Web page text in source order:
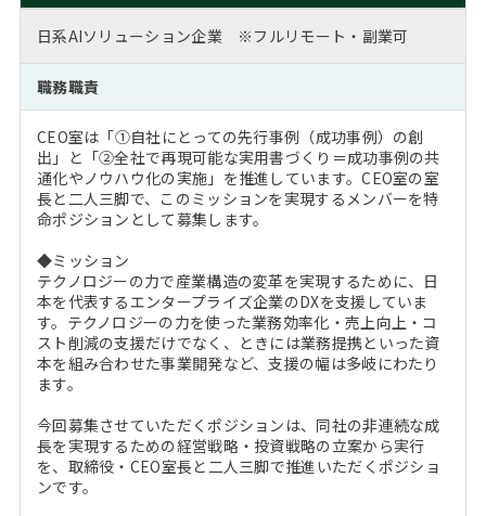
MBA留学生数の推移
インターン受入企業一覧
MBAを生かす求人特集
年齢と年収の相関図
MBA NETWORKING
日系AIソリューション企業 ※フルリモート・副業可
職務職責
CEO室は「①自社にとっての先行事例（成功事例）の創
出」と「②全社で再現可能な実用書づくり＝成功事例の共
通化やノウハウ化の実施」を推進しています。CEO室の室
長と二人三脚で、このミッションを実現するメンバーを特
命ポジションとして募集します。
◆ミッション
テクノロジーの力で産業構造の変革を実現するために、日
本を代表するエンタープライズ企業のDXを支援していま
す。テクノロジーの力を使った業務効率化・売上向上・コ
スト削減の支援だけでなく、ときには業務提携といった資
本を組み合わせた事業開発など、支援の幅は多岐にわたり
ます。
今回募集させていただくポジションは、同社の非連続な成
長を実現するための経営戦略・投資戦略の立案から実行
を、取締役・CEO室長と二人三脚で推進いただくポジショ
ンです。